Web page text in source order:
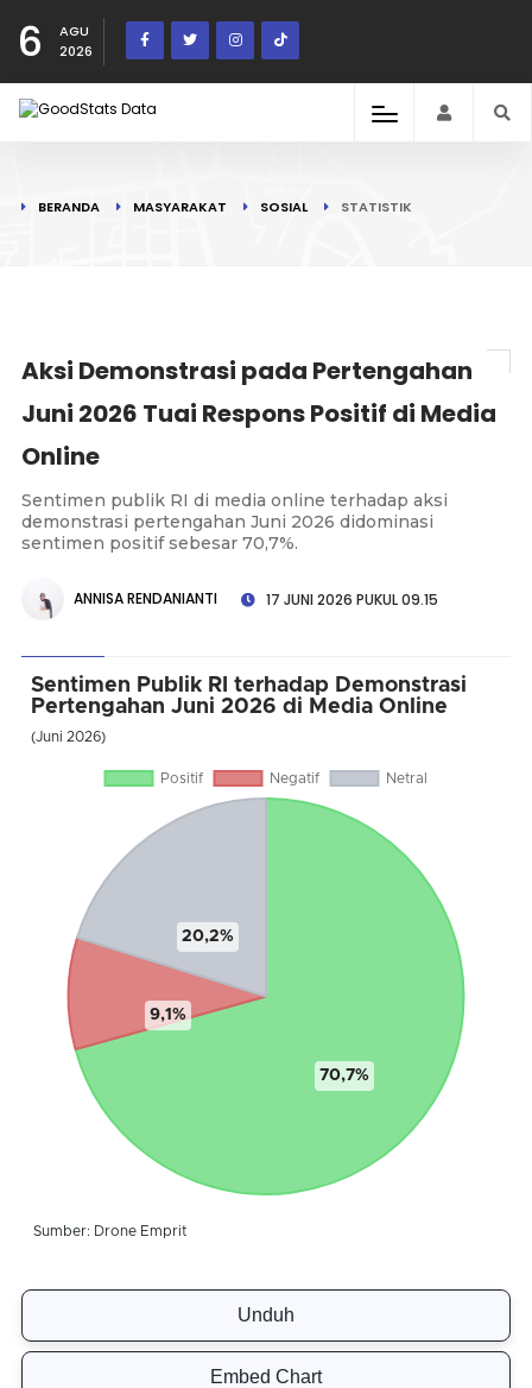
6
AGU
2026
BERANDA MASYARAKAT SOSIAL STATISTIK
Aksi Demonstrasi pada Pertengahan
Juni 2026 Tuai Respons Positif di Media
Online
Sentimen publik RI di media online terhadap aksi
demonstrasi pertengahan Juni 2026 didominasi
sentimen positif sebesar 70,7%.
ANNISA RENDANIANTI 17 JUNI 2026 PUKUL 09.15
Sentimen Publik RI terhadap Demonstrasi
Pertengahan Juni 2026 di Media Online
(Juni 2026)
Unduh
Embed Chart